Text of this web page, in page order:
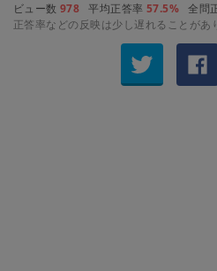
ビュー数 978 平均正答率 57.5% 全問
正答率などの反映は少し遅れることがあ